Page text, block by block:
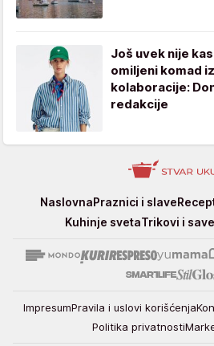
Još uvek nije
omiljeni komad
kolaboracije:
redakcije
StvarNaslovnaPraznici i slave
Kuhinje svetaTrikovi i
ImpresumPravila i uslovi korišćenja
Politika privatnosti